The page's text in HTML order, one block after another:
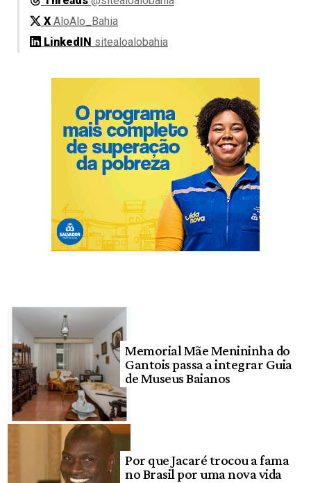
X AloAlo_Bahia
LinkedIN sitealoalobahia
Memorial Mãe Menininha do
Gantois passa a integrar Guia
de Museus Baianos
Por que Jacaré trocou a fama
no Brasil por uma nova vida